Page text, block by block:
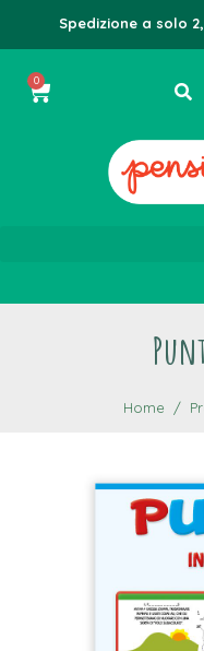
Spedizione a solo
0
Home